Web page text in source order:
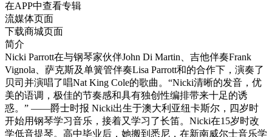
在APP中查看专辑
流媒体页面
下载商城页面
简介
Nicki Parrott在与钢琴家伙伴John Di Martin、吉他伴奏Frank
Vignola、萨克斯及单簧管伴奏Lisa Parrott和的合作下，演奏了
贝司并演唱了唱Nat King Cole的歌曲。“Nicki清晰的发音，优
美的语调，极佳的节奏感和具有独创性编排带来十足的诱
惑。” ——爵士时报 Nicki出生于澳大利亚纽卡斯尔，四岁时
开始用钢琴学习音乐，接着又学习了长笛。Nicki在15岁时改
学低音提琴。高中毕业后，她搬到悉尼，在新南威尔士音乐学